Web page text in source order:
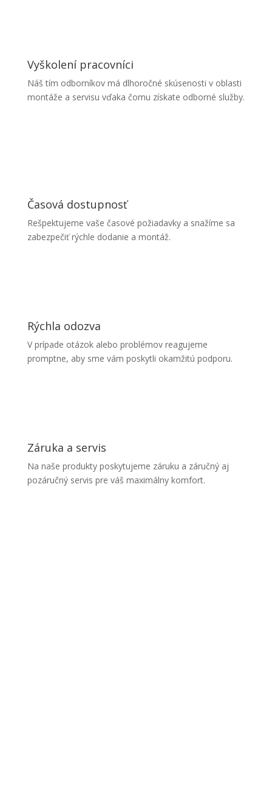
Vyškolení pracovníci
Náš tím odborníkov má dlhoročné skúsenosti v oblasti
montáže a servisu vďaka čomu získate odborné služby.
Časová dostupnosť
Rešpektujeme vaše časové požiadavky a snažíme sa
zabezpečiť rýchle dodanie a montáž.
Rýchla odozva
V prípade otázok alebo problémov reagujeme
promptne, aby sme vám poskytli okamžitú podporu.
Záruka a servis
Na naše produkty poskytujeme záruku a záručný aj
pozáručný servis pre váš maximálny komfort.